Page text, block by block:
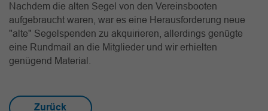
Nachdem die alten Segel von den Vereinsbooten
aufgebraucht waren, war es eine Herausforderung neue
"alte" Segelspenden zu akquirieren, allerdings genügte
eine Rundmail an die Mitglieder und wir erhielten
genügend Material.
Zurück